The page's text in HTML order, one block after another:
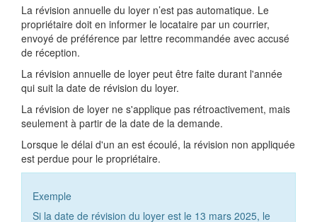
La révision annuelle du loyer n’est pas automatique. Le
propriétaire doit en informer le locataire par un courrier,
envoyé de préférence par lettre recommandée avec accusé
de réception.
La révision annuelle de loyer peut être faite durant l'année
qui suit la date de révision du loyer.
La révision de loyer ne s'applique pas rétroactivement, mais
seulement à partir de la date de la demande.
Lorsque le délai d'un an est écoulé, la révision non appliquée
est perdue pour le propriétaire.
Exemple
Si la date de révision du loyer est le 13 mars 2025, le